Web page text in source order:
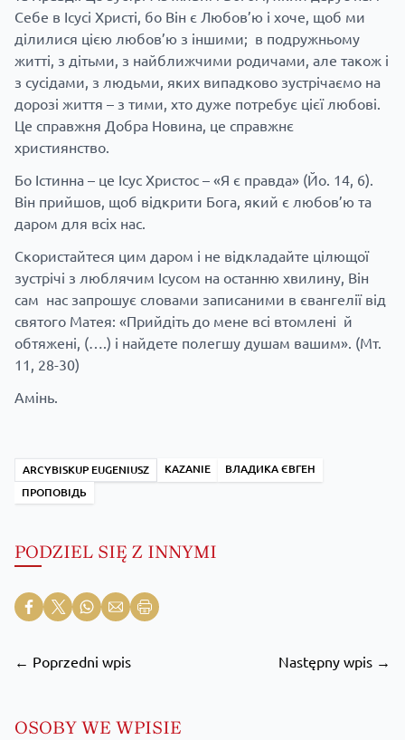
Себе в Ісусі Христі, бо Він є Любов’ю і хоче, щоб ми
ділилися цією любов’ю з іншими; в подружньому
житті, з дітьми, з найближчими родичами, але також і
з сусідами, з людьми, яких випадково зустрічаємо на
дорозі життя – з тими, хто дуже потребує цієї любові.
Це справжня Добра Новина, це справжнє
християнство.
Бо Істинна – це Ісус Христос – «Я є правда» (Йо. 14, 6).
Він прийшов, щоб відкрити Бога, який є любов’ю та
даром для всіх нас.
Скористайтеся цим даром і не відкладайте цілющої
зустрічі з люблячим Ісусом на останню хвилину, Він
сам нас запрошує словами записаними в євангелії від
святого Матея: «Прийдіть до мене всі втомлені й
обтяжені, (….) і найдете полегшу душам вашим». (Мт.
11, 28-30)
Амінь.
ARCYBISKUP EUGENIUSZ KAZANIE
ВЛАДИКА ЄВГЕН
ПРОПОВІДЬ
PODZIEL SIĘ Z INNYMI
← Poprzedni wpis Następny wpis →
OSOBY WE WPISIE